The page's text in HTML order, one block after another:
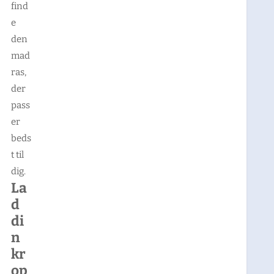
find
e
den
mad
ras,
der
pass
er
beds
t til
dig.
La
d
di
n
kr
op